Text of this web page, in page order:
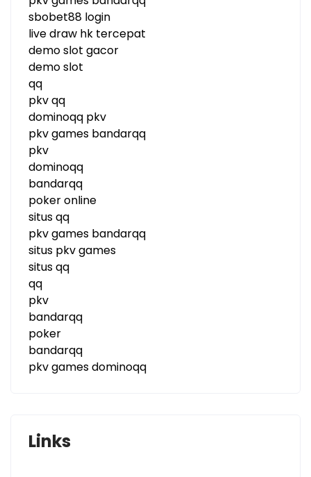
sbobet88 login
live draw hk tercepat
demo slot gacor
demo slot
qq
pkv qq
dominoqq pkv
pkv games bandarqq
pkv
dominoqq
bandarqq
poker online
situs qq
pkv games bandarqq
situs pkv games
situs qq
qq
pkv
bandarqq
poker
bandarqq
pkv games dominoqq
Links